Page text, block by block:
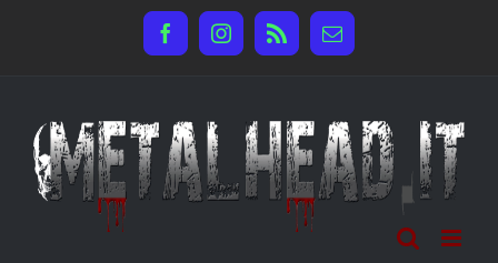
FacebookInstagram
Rss Email